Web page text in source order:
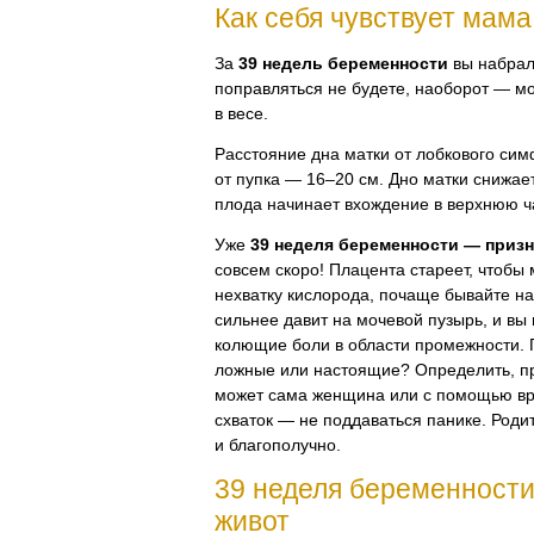
Как себя чувствует мама
За 39 недель беременности вы
поправляться не будете, наоборот —
в весе.
Расстояние дна матки от лобкового
от пупка — 16–20 см. Дно матки
плода начинает вхождение в верхнюю
Уже 39 неделя беременности —
совсем скоро! Плацента стареет,
нехватку кислорода, почаще бывайте
сильнее давит на мочевой пузырь, и
колющие боли в области промежности.
ложные или настоящие? Определить,
может сама женщина или с помощью
схваток — не поддаваться панике.
и благополучно.
39 неделя
живот